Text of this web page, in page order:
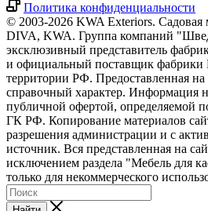
Политика конфиденциальности
© 2003-2026 KWA Exteriors.
DIVA, KWA. Группа компаний
эксклюзивный представитель
и официальный поставщик
территории РФ. Предоставленная
справочный характер. Информация
публичной офертой, определяемой
ГК РФ. Копирование материалов
разрешения администрации и с
источник. Вся представленная на
исключением раздела "Мебель для
только для некоммерческого